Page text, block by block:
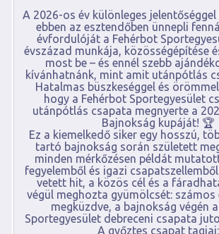
A 2026-os év különleges
ebben az esztendőben ünnepli
évfordulóját a Fehérbot
évszázad munkája, közösségépítése
most be – és ennél szebb
kívánhatnánk, mint amit utánpótlás
Hatalmas büszkeséggel és
hogy a Fehérbot Sportegyesület
utánpótlás csapata megnyerte a
Bajnokság kupáját! 🏆
Ez a kiemelkedő siker egy hosszú,
tartó bajnokság során született
minden mérkőzésen példát
fegyelemből és igazi
vetett hit, a közös cél és a
végül meghozta gyümölcsét: számos
megküzdve, a bajnokság végén
Sportegyesület debreceni csapata
A győztes csapat tagjai: